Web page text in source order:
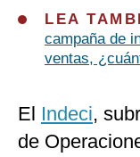
LEA
campaña de
ventas,
El Indeci,
de